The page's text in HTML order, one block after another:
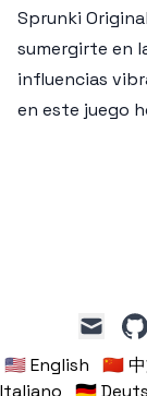
Sprunki
sumergirte en
influencias
en este juego
mail
🇺🇸 English 🇨🇳
Italiano
🇩🇪